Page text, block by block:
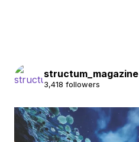
structum_magazine
3,418 followers